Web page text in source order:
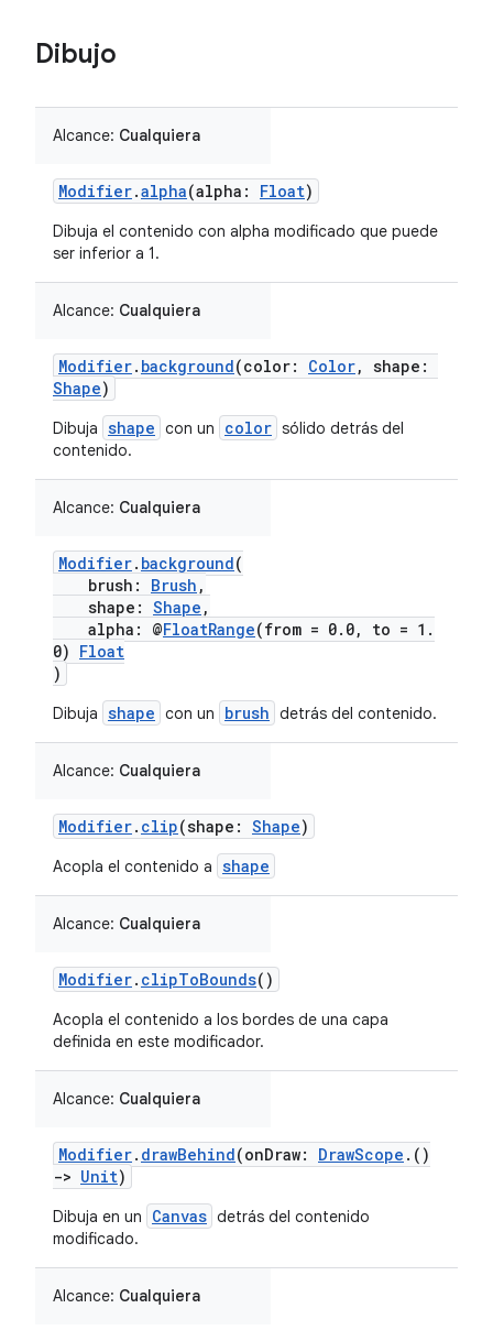
Dibujo
Alcance: Cualquiera
Modifier.alpha(alpha: Float)
Dibuja el contenido con alpha modificado que puede
ser inferior a 1.
Alcance: Cualquiera
Modifier. background(color: Color, shape:
Shape)
Dibuja shape con un color sólido detrás del
contenido.
Alcance: Cualquiera
Modifier. background(
brush: Brush ,
shape: Shape ,
alpha: @FloatRange(from = 0.0, to = 1.
0) Float
)
Dibuja shape con un brush detrás del contenido.
Alcance: Cualquiera
Modifier. clip(shape: Shape)
Acopla el contenido a shape
Alcance: Cualquiera
Modifier. clipToBounds()
Acopla el contenido a los bordes de una capa
definida en este modificador.
Alcance: Cualquiera
Modifier. drawBehind(onDraw: DrawScope .()
-> Unit)
Dibuja en un Canvas detrás del contenido
modificado.
Alcance: Cualquiera